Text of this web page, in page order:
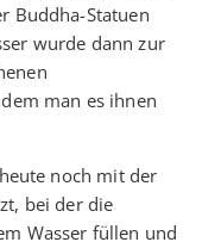
Buddha-Statuen
wurde dann zur
man es ihnen
noch mit der
bei der die
Wasser füllen und